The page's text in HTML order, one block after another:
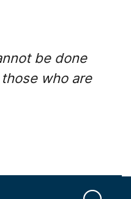
be done
who are